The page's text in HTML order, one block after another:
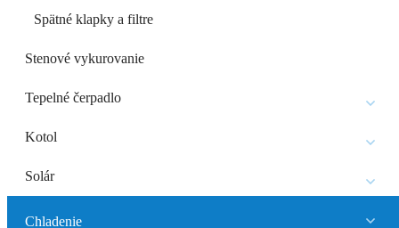
Spätné klapky a filtre
Stenové vykurovanie
Tepelné čerpadlo
Kotol
Solár
Chladenie